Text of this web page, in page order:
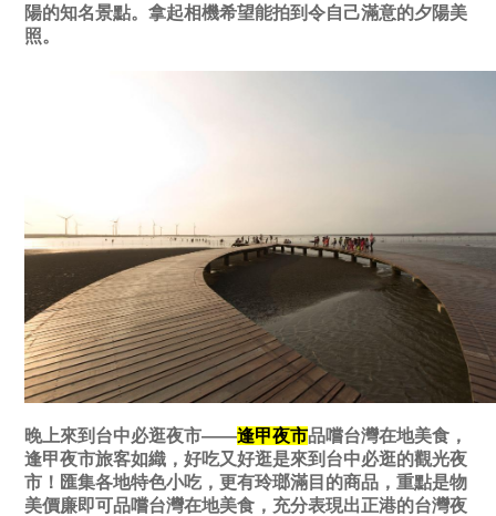
陽的知名景點。拿起相機希望能拍到令自己滿意的夕陽美
照。
晚上來到台中必逛夜市——逢甲夜市品嚐台灣在地美食，
逢甲夜市旅客如織，好吃又好逛是來到台中必逛的觀光夜
市！匯集各地特色小吃，更有玲瑯滿目的商品，重點是物
美價廉即可品嚐台灣在地美食，充分表現出正港的台灣夜